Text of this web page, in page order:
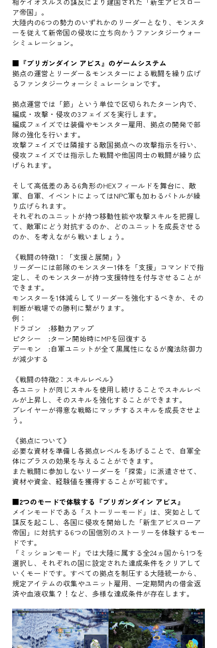
ア帝国」。
大陸内の6つの勢力のいずれかのリーダーとなり、モンスタ
ーを従えて新帝国の侵攻に立ち向かうファンタジーウォー
シミュレーション。
■『ブリガンダイン アビス』のゲームシステム
拠点の運営とリーダー＆モンスターによる戦闘を繰り広げ
るファンタジーウォーシミュレーションです。
拠点運営では「節」という単位で区切られたターン内で、
編成・攻撃・侵攻の3フェイズを実行します。
編成フェイズでは装備やモンスター雇用、拠点の開発で部
隊の強化を行います。
攻撃フェイズでは隣接する敵国拠点への攻撃指示を行い、
侵攻フェイズでは指示した戦闘や他国同士の戦闘が繰り広
げられます。
そして高低差のある6角形のHEXフィールドを舞台に、敵
軍、自軍、イベントによってはNPC軍も加わるバトルが繰
り広げられます。
それぞれのユニットが持つ移動性能や攻撃スキルを把握し
て、敵軍にどう対抗するのか、どのユニットを成長させる
のか、を考えながら戦いましょう。
《戦闘の特徴1：「支援と展開」》
リーダーには部隊のモンスター1体を「支援」コマンドで指
定し、そのモンスターが持つ支援特性を付与させることが
できます。
モンスターを1体減らしてリーダーを強化するべきか、その
判断が戦場での勝利に繋がります。
例：
ドラゴン :移動力アップ
ピクシー :ターン開始時にMPを回復する
デーモン :自軍ユニットが全て黒属性になるが魔法防御力
が減少する
《戦闘の特徴2：スキルレベル》
各ユニットが同じスキルを使用し続けることでスキルレベ
ルが上昇し、そのスキルを強化することができます。
プレイヤーが得意な戦略にマッチするスキルを成長させよ
う。
《拠点について》
必要な資材を準備し各拠点レベルをあげることで、自軍全
体にプラスの効果を与えることができます。
また戦闘に参加しないリーダーを「探索」に派遣させて、
資材や資金、経験値を獲得することが可能です。
■2つのモードで体験する『ブリガンダイン アビス』
メインモードである「ストーリーモード」は、突如として
謀反を起こし、各国に侵攻を開始した「新生アビスローア
帝国」に対抗する6つの国個別のストーリーを体験するモー
ドです。
「ミッションモード」では大陸に属する全24ヵ国から1つを
選択し、それぞれの国に設定された達成条件をクリアして
いくモードです。すべての拠点を制圧する大陸統一から、
規定アイテムの収集やユニット雇用、一定期間内の借金返
済や血液収集？！など、多様な達成条件が存在します。